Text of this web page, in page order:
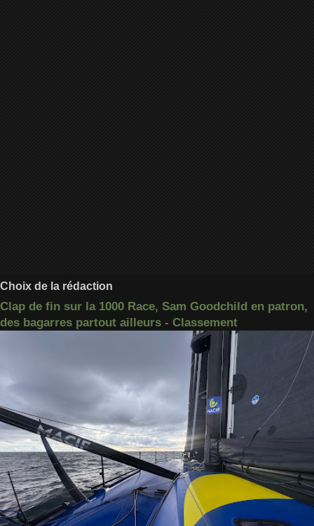
Choix de la rédaction
Clap de fin sur la 1000 Race, Sam Goodchild en patron,
des bagarres partout ailleurs - Classement